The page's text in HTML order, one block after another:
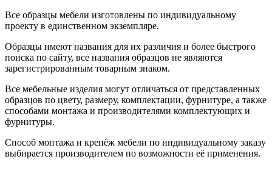
Все образцы мебели изготовлены по индивидуальному
проекту в единственном экземпляре.
Образцы имеют названия для их различия и более быстрого
поиска по сайту, все названия образцов не являются
зарегистрированным товарным знаком.
Все мебельные изделия могут отличаться от представленных
образцов по цвету, размеру, комплектации, фурнитуре, а также
способами монтажа и производителями комплектующих и
фурнитуры.
Способ монтажа и крепёж мебели по индивидуальному заказу
выбирается производителем по возможности её применения.